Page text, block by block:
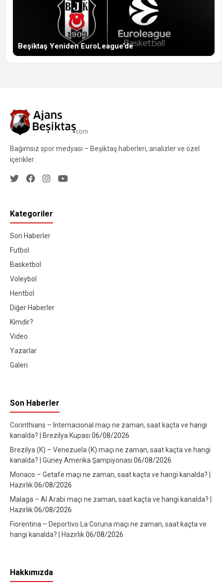
Beşiktaş Yeniden EuroLeague’de
Bağımsız spor medyası – Beşiktaş haberleri, analizler ve özel
içerikler.
Kategoriler
Son Haberler
Futbol
Basketbol
Voleybol
Hentbol
Diğer Haberler
Kimdir?
Video
Yazarlar
Galeri
Son Haberler
Corinthians – Internacional maçı ne zaman, saat kaçta ve hangi
kanalda? | Brezilya Kupası 06/08/2026
Brezilya (K) – Venezuela (K) maçı ne zaman, saat kaçta ve hangi
kanalda? | Güney Amerika Şampiyonası 06/08/2026
Monaco – Getafe maçı ne zaman, saat kaçta ve hangi kanalda? |
Hazırlık06/08/2026
Malaga – Al Arabi maçı ne zaman, saat kaçta ve hangi kanalda? |
Hazırlık06/08/2026
Fiorentina – Deportivo La Coruna maçı ne zaman, saat kaçta ve
hangi kanalda? | Hazırlık06/08/2026
Hakkımızda